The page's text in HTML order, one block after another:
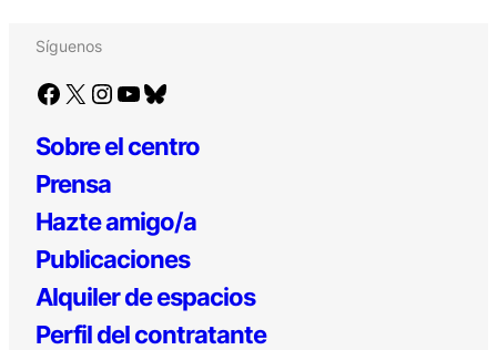
Síguenos
Facebook X Instagram YouTube Bluesky
Sobre el centro
Prensa
Hazte amigo/a
Publicaciones
Alquiler de espacios
Perfil del contratante